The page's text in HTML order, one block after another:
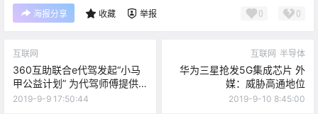
海报分享 收藏 举报 0 0
互联网
360互助联合e代驾发起“小马
甲公益计划” 为代驾师傅提供
大病互助服务
2019-9-9 17:50:44
互联网 半导体
华为三星抢发5G集成芯片 外
媒：威胁高通地位
2019-9-10 8:45:00